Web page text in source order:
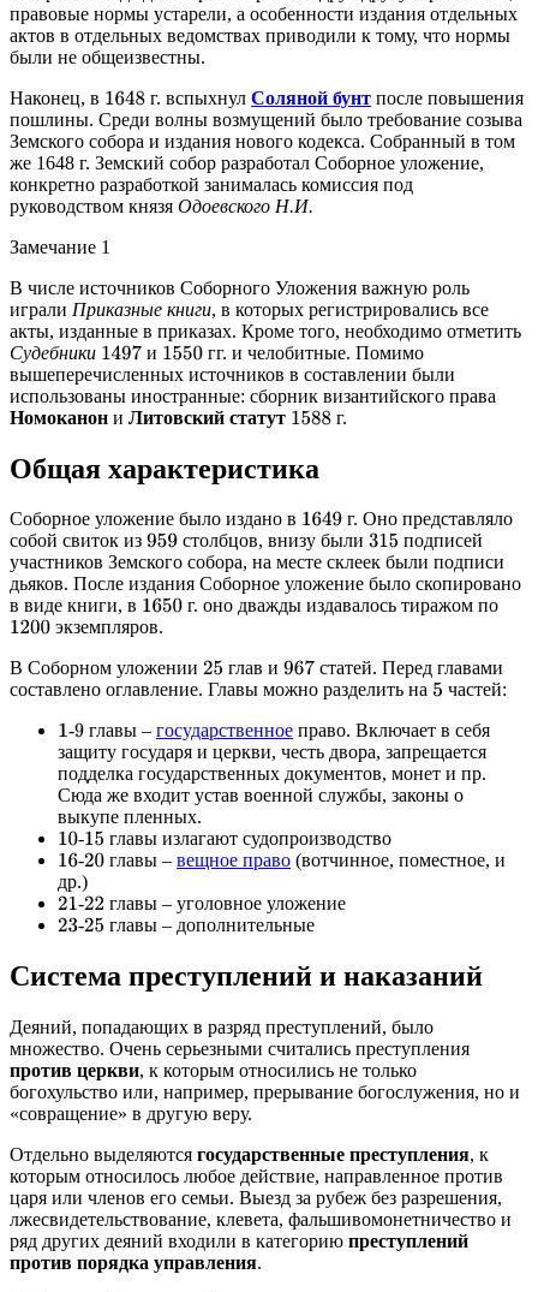
правовые нормы устарели, а особенности издания отдельных
актов в отдельных ведомствах приводили к тому, что нормы
были не общеизвестны.
Наконец, в 1648 г. вспыхнулСоляной бунт после повышения
пошлины. Среди волны возмущений было требование созыва
Земского собора и издания нового кодекса. Собранный в том
же 1648 г. Земский собор разработал Соборное уложение,
конкретно разработкой занималась комиссия под
руководством князя Одоевского Н.И.
Замечание 1
В числе источников Соборного Уложения важную роль
играли Приказные книги, в которых регистрировались все
акты, изданные в приказах. Кроме того, необходимо отметить
Судебники 1497 и 1550 гг. и челобитные. Помимо
вышеперечисленных источников в составлении были
использованы иностранные: сборник византийского права
Номоканон и Литовский статут 1588 г.
Общая характеристика
Соборное уложение было издано в 1649 г. Оно представляло
собой свиток из 959столбцов, внизу были 315 подписей
участников Земского собора, на месте склеек были подписи
дьяков. После издания Соборное уложение было скопировано
в виде книги, в 1650 г. оно дважды издавалось тиражом по
1200 экземпляров.
В Соборном уложении 25 глав и967статей. Перед главами
составлено оглавление. Главы можно разделить на 5 частей:
1-9 главы –государственное право. Включает в себя
защиту государя и церкви, честь двора, запрещается
подделка государственных документов, монет и пр.
Сюда же входит устав военной службы, законы о
выкупе пленных.
10-15 главы излагают судопроизводство
16-20 главы –вещное право (вотчинное, поместное, и
др.)
21-22 главы – уголовное уложение
23-25 главы – дополнительные
Система преступлений и наказаний
Деяний, попадающих в разряд преступлений, было
множество. Очень серьезными считались преступления
против церкви, к которым относились не только
богохульство или, например, прерывание богослужения, но и
«совращение» в другую веру.
Отдельно выделяются государственные преступления, к
которым относилось любое действие, направленное против
царя или членов его семьи. Выезд за рубеж без разрешения,
лжесвидетельствование, клевета, фальшивомонетничество и
ряд других деяний входили в категорию преступлений
против порядка управления.